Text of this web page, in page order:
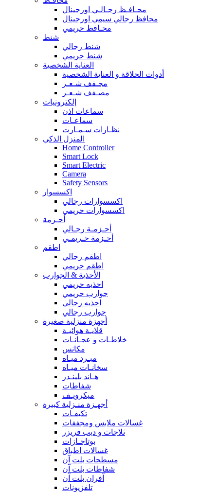
محـافـظ رجـالـي اورجينال
محافظ رجالي سيمي اورجينال
محـافظ حريمي
شنط
شنط رجالي
شنط حريمي
العناية الشخصية
أدوات الحلاقة و العناية الشخصية
مجـفف شـعـر
مصـفف شـعـر
إلكترونيات
سماعات اذن
سماعـات
نظـارات سـمـارت
المنزل الذكي
Home Controller
Smart Lock
Smart Electric
Camera
Safety Sensors
اكسسوار
اكسسوارات رجالي
اكسسوارات حريمي
أحـزمة
أحـزمـة رجـالي
أحـزمة حـريمـي
اطقم
اطقم رجالي
اطقم حريمي
الأحذية & الجوارب
احذيه حريمي
جوارب حريمي
احذيه رجالي
جوارب رجالي
أجهزة منزلية صغيرة
قلايـة هوائيـة
خلاطـات و عجـانـات
مكانس
مبـرد ميـاه
سخانـات ميـاه
هـاند بلينـدر
شفاطات
ميكرويـف
أجهـزة منـزلية كبيرة
تكيفـات
غسالات ملابس ومجففات
ثلاجات و ديب فريزر
بوتاجـازات
غسالات اطباق
مسطحات بلت آن
شفاطات بلت آن
آفران بلت آن
تلفزيونات